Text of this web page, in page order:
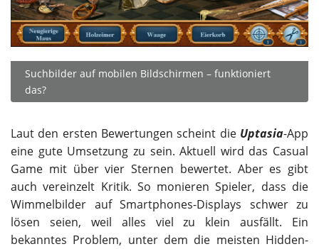
Suchbilder auf mobilen Bildschirmen – funktioniert
das?
Laut den ersten Bewertungen scheint die Uptasia-App
eine gute Umsetzung zu sein. Aktuell wird das Casual
Game mit über vier Sternen bewertet. Aber es gibt
auch vereinzelt Kritik. So monieren Spieler, dass die
Wimmelbilder auf Smartphones-Displays schwer zu
lösen seien, weil alles viel zu klein ausfällt. Ein
bekanntes Problem, unter dem die meisten Hidden-